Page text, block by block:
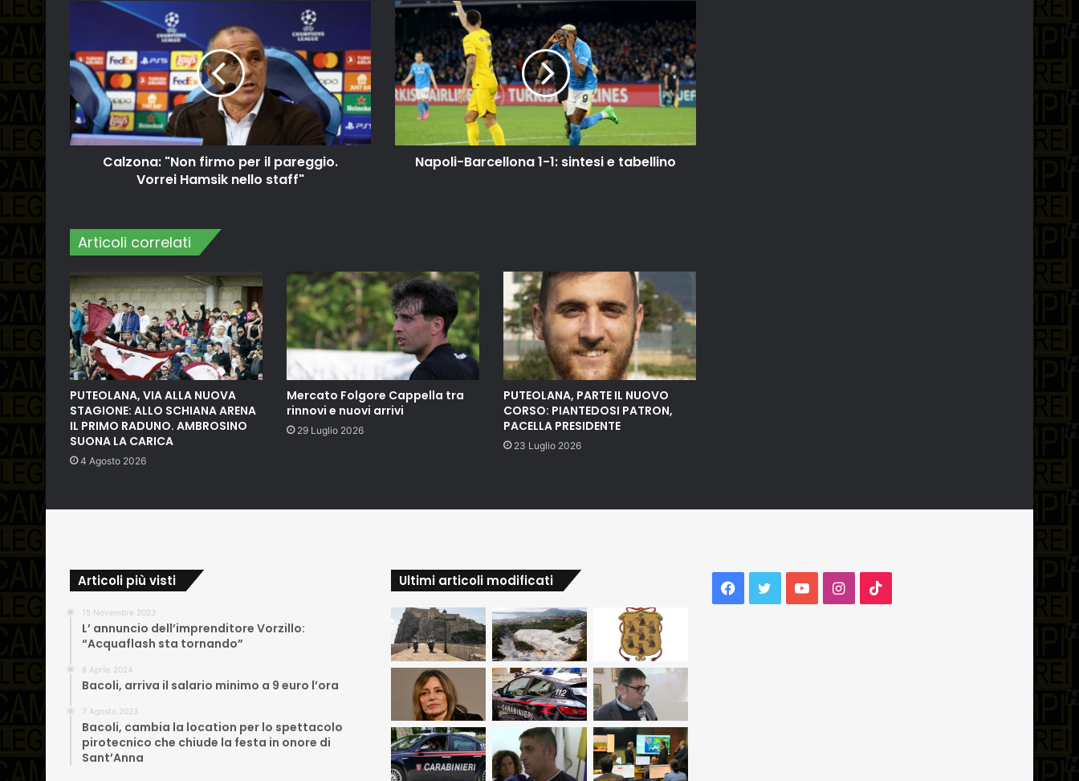
Calzona: "Non firmo per il pareggio.
Vorrei Hamsik nello staff"
Napoli-Barcellona 1-1: sintesi e tabellino
Articoli correlati
PUTEOLANA, VIA ALLA NUOVA
STAGIONE: ALLO SCHIANA ARENA
IL PRIMO RADUNO. AMBROSINO
SUONA LA CARICA
4 Agosto 2026
Mercato Folgore Cappella tra
rinnovi e nuovi arrivi
29 Luglio 2026
PUTEOLANA, PARTE IL NUOVO
CORSO: PIANTEDOSI PATRON,
PACELLA PRESIDENTE
23 Luglio 2026
Articoli più visti
15 Novembre 2023
L’ annuncio dell’imprenditore Vorzillo:
“Acquaflash sta tornando”
8 Aprile 2024
Bacoli, arriva il salario minimo a 9 euro l’ora
7 Agosto 2023
Bacoli, cambia la location per lo spettacolo
pirotecnico che chiude la festa in onore di
Sant’Anna
Ultimi articoli modificati Facebook
TwitterYouTubeInstagram
TikTok